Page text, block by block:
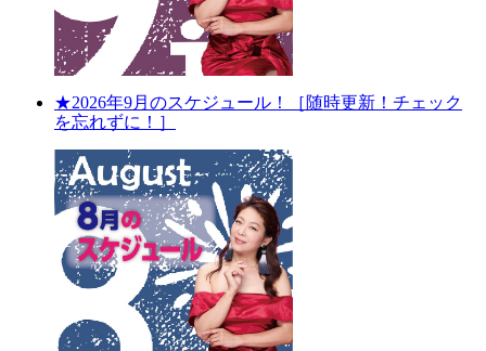
★2026年9月のスケジュール！［随時更新！チェック
を忘れずに！］